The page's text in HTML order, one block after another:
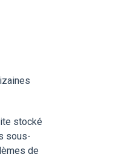
stocké
sous-
de